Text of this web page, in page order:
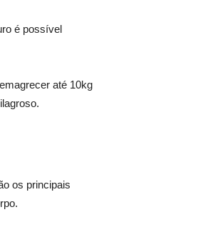
é possível
até 10kg
os principais